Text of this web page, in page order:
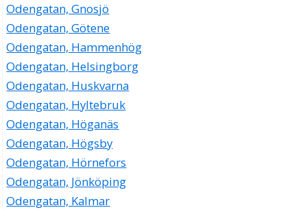
Odengatan, Gnosjö
Odengatan, Götene
Odengatan, Hammenhög
Odengatan, Helsingborg
Odengatan, Huskvarna
Odengatan, Hyltebruk
Odengatan, Höganäs
Odengatan, Högsby
Odengatan, Hörnefors
Odengatan, Jönköping
Odengatan, Kalmar